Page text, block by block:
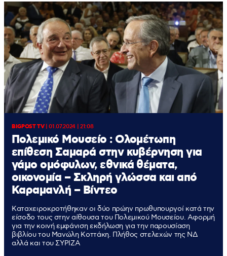
BIGPOST TV|01.07.2024 | 21:08
Πολεμικό Μουσείο : Ολομέτωπη
επίθεση Σαμαρά στην κυβέρνηση για
γάμο ομόφυλων, εθνικά θέματα,
οικονομία – Σκληρή γλώσσα και από
Καραμανλή – Βίντεο
Καταχειροκροτήθηκαν οι δύο πρώην πρωθυπουργοί κατά την
είσοδο τους στην αίθουσα του Πολεμικού Μουσείου. Αφορμή
για την κοινή εμφάνιση εκδήλωση για την παρουσίαση
βιβλίου του Μανώλη Κοττάκη. Πλήθος στελεχών της ΝΔ
αλλά και του ΣΥΡΙΖΑ